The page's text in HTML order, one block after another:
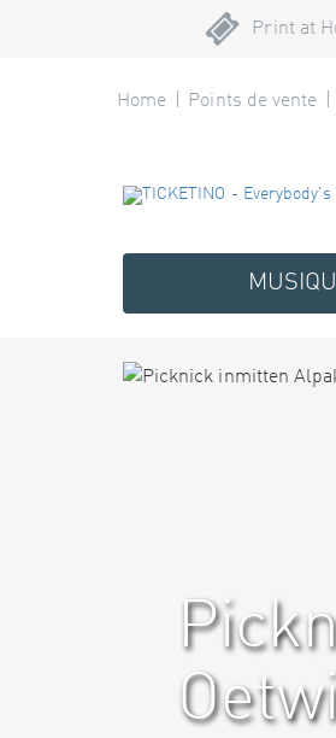
Print at
Home Points de vente